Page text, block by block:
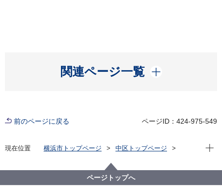
関連ページ一覧
開く
前のページに戻る ページID：424-975-549
現在位置 横浜市トップページ
中区トップページ
民生委員・児童委員
現在
ページトップへ